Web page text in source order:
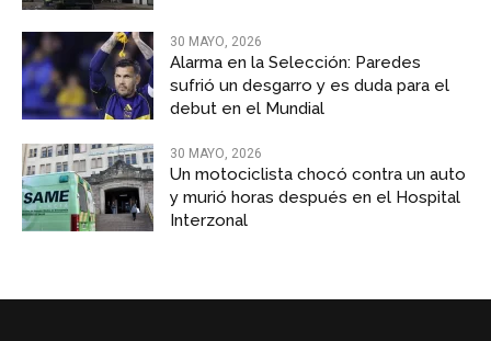
30 MAYO, 2026
Alarma en la Selección: Paredes
sufrió un desgarro y es duda para el
debut en el Mundial
30 MAYO, 2026
Un motociclista chocó contra un auto
y murió horas después en el Hospital
Interzonal